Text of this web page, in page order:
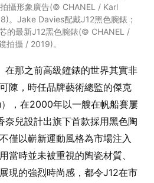
攝形象廣告(© CHANEL / Karl
。Jake Davies配戴J12黑色腕錶；
的最新J12黑色腕錶(© CHANEL /
拍攝 / 2019)。
在那之前高級鐘錶的世界其實非
陳，時任品牌藝術總監的傑克
，在2000年以一艘在帆船賽屢
奈兒設計出旗下首款採用黑色陶
僅以嶄新運動風格為市場注入
當時並未被重視的陶瓷材質、
現的強烈時尚感，都令J12在市